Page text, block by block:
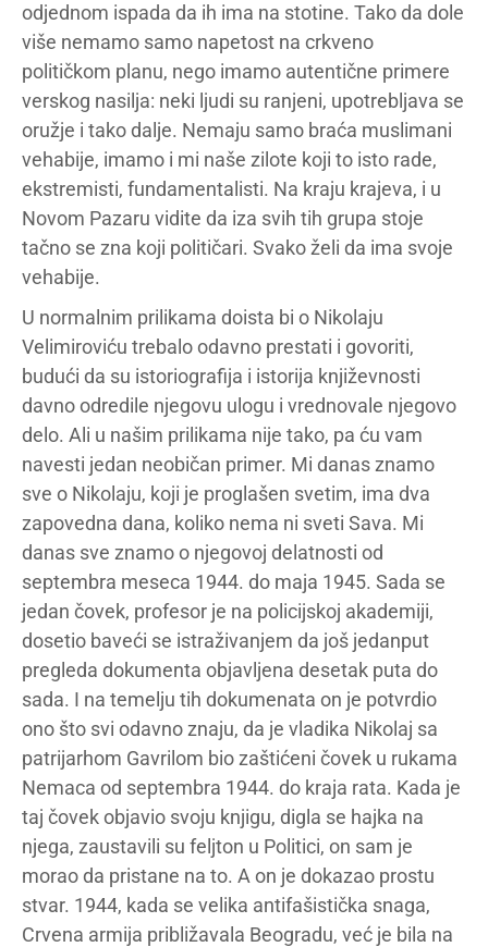
odjednom ispada da ih ima na stotine. Tako da dole
više nemamo samo napetost na crkveno
političkom planu, nego imamo autentične primere
verskog nasilja: neki ljudi su ranjeni, upotrebljava se
oružje i tako dalje. Nemaju samo braća muslimani
vehabije, imamo i mi naše zilote koji to isto rade,
ekstremisti, fundamentalisti. Na kraju krajeva, i u
Novom Pazaru vidite da iza svih tih grupa stoje
tačno se zna koji političari. Svako želi da ima svoje
vehabije.
U normalnim prilikama doista bi o Nikolaju
Velimiroviću trebalo odavno prestati i govoriti,
budući da su istoriografija i istorija književnosti
davno odredile njegovu ulogu i vrednovale njegovo
delo. Ali u našim prilikama nije tako, pa ću vam
navesti jedan neobičan primer. Mi danas znamo
sve o Nikolaju, koji je proglašen svetim, ima dva
zapovedna dana, koliko nema ni sveti Sava. Mi
danas sve znamo o njegovoj delatnosti od
septembra meseca 1944. do maja 1945. Sada se
jedan čovek, profesor je na policijskoj akademiji,
dosetio baveći se istraživanjem da još jedanput
pregleda dokumenta objavljena desetak puta do
sada. I na temelju tih dokumenata on je potvrdio
ono što svi odavno znaju, da je vladika Nikolaj sa
patrijarhom Gavrilom bio zaštićeni čovek u rukama
Nemaca od septembra 1944. do kraja rata. Kada je
taj čovek objavio svoju knjigu, digla se hajka na
njega, zaustavili su feljton u Politici, on sam je
morao da pristane na to. A on je dokazao prostu
stvar. 1944, kada se velika antifašistička snaga,
Crvena armija približavala Beogradu, već je bila na